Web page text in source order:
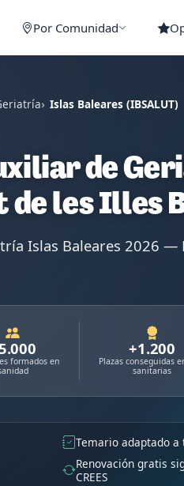
Por Comunidad
Islas Baleares (IBSALUT)
de
de les Illes
Islas Baleares 2026 —
formados en
+1.200
Plazas conseguidas
sanitarias
Temario adaptado a
Renovación gratis
CREES